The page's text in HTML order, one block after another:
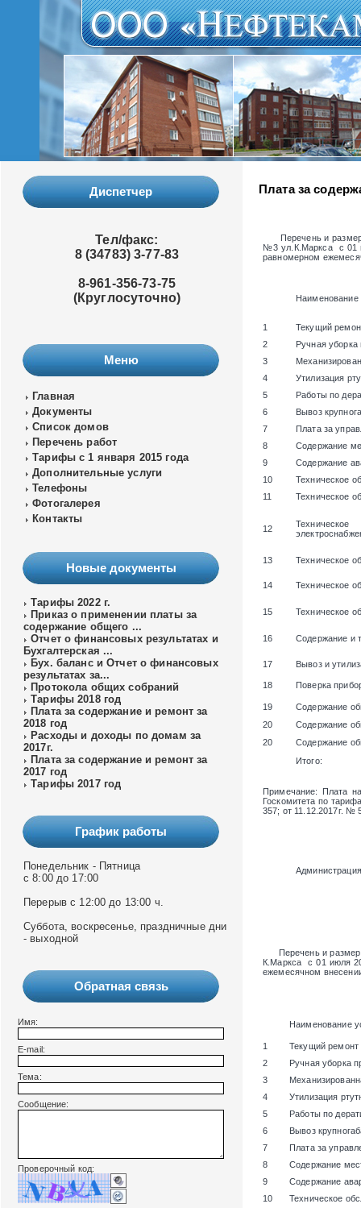
Диспетчер
Тел/факс:
8 (34783) 3-77-83
8-961-356-73-75
(Круглосуточно)
Меню
Главная
Документы
Список домов
Перечень работ
Тарифы с 1 января 2015 года
Дополнительные услуги
Телефоны
Фотогалерея
Контакты
Новые документы
Тарифы 2022 г.
Приказ о применении платы за
содержание общего ...
Отчет о финансовых результатах и
Бухгалтерская ...
Бух. баланс и Отчет о финансовых
результатах за...
Протокола общих собраний
Тарифы 2018 год
Плата за содержание и ремонт за
2018 год
Расходы и доходы по домам за
2017г.
Плата за содержание и ремонт за
2017 год
Тарифы 2017 год
График работы
Понедельник - Пятница
с 8:00 до 17:00
Перерыв с 12:00 до 13:00 ч.
Суббота, воскресенье, праздничные дни
- выходной
Обратная связь
Имя:
E-mail:
Тема:
Сообщение:
Проверочный код:
Плата за
Перечень и размер
№3 ул.К.Марксас 01
равномерном
Наименование
1
Текущий
2
Ручная уборка
3
4
Утилизация
5
Работы по
6
Вывоз
7
Плата за
8
Содержание
9
Содержание
10
Техническое
11
Техническое
12
13 Техническое
14 Техническое
15 Техническое
16 Содержание и
17 Вывоз и
18 Поверка
19
Содержание
20
Содержание
20
Содержание
Итого:
Примечание: Плата
Госкомитета по
357; от 11.12.2017г. №
Перечень и размер
К.Маркса с 01 июля
ежемесячном
Наименование
1
Текущий ремонт
2
Ручная уборка
3
4
Утилизация
5
Работы по
6
Вывоз
7
Плата за
8
Содержание
9
Содержание
10
Техническое